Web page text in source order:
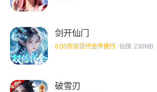
剑开仙门
0.05折双倍代金伴我行 仙侠 230MB
破雪刃